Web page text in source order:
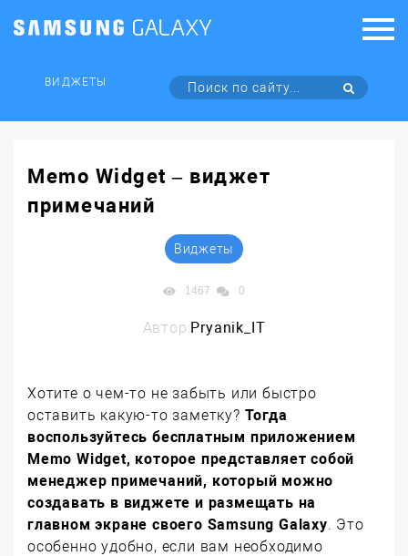
ВИДЖЕТЫ
Memo Widget – виджет
примечаний
Виджеты
1467 0
Автор:Pryanik_IT
Хотите о чем-то не забыть или быстро
оставить какую-то заметку? Тогда
воспользуйтесь бесплатным приложением
Memo Widget, которое представляет собой
менеджер примечаний, который можно
создавать в виджете и размещать на
главном экране своего SamsungGalaxy. Это
особенно удобно, если вам необходимо